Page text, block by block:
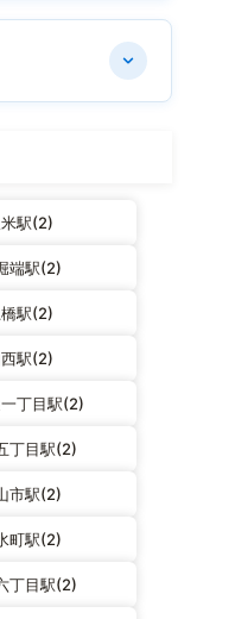
駅(2)
端駅(2)
駅(2)
駅(2)
丁目駅(2)
丁目駅(2)
市駅(2)
町駅(2)
丁目駅(2)